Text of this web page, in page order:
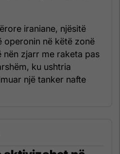
iraniane, njësitë
operonin në këtë zonë
nën zjarr me raketa pas
ku ushtria
një tanker nafte